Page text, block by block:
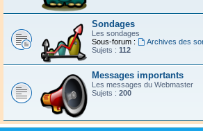
Sondages
Les sondages
Sous-forum :
Archives des
Sujets : 112
Messages importants
Les messages du Webmaster
Sujets : 200